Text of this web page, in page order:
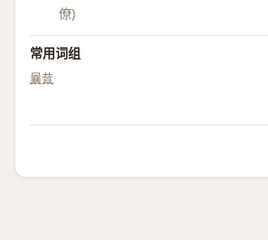
僚)
常用词组
曩昔